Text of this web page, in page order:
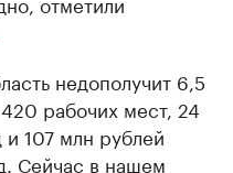
недополучит 6,5
рабочих мест, 24
107 млн рублей
Сейчас в нашем